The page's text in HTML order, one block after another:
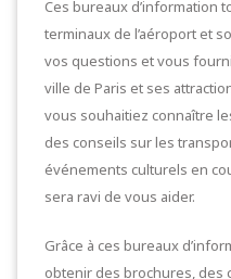
Ces bureaux d’information
terminaux de l’aéroport et
vos questions et vous
ville de Paris et ses
vous souhaitiez connaître
des conseils sur les
événements culturels en
sera ravi de vous aider.
Grâce à ces bureaux
obtenir des brochures, des